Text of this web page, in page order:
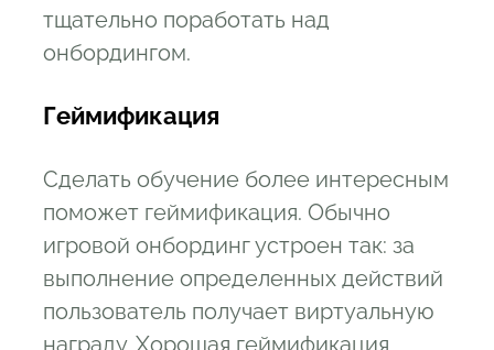
тщательно поработать над
онбордингом.
Геймификация
Сделать обучение более интересным
поможет геймификация. Обычно
игровой онбординг устроен так: за
выполнение определенных действий
пользователь получает виртуальную